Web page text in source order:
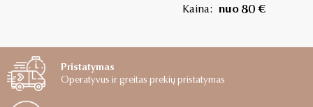
Kaina: nuo 80 €
Pristatymas
Operatyvus ir greitas prekių pristatymas